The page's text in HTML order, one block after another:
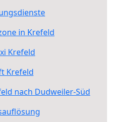
in Krefeld
Krefeld
Krefeld
nach Dudweiler-Süd